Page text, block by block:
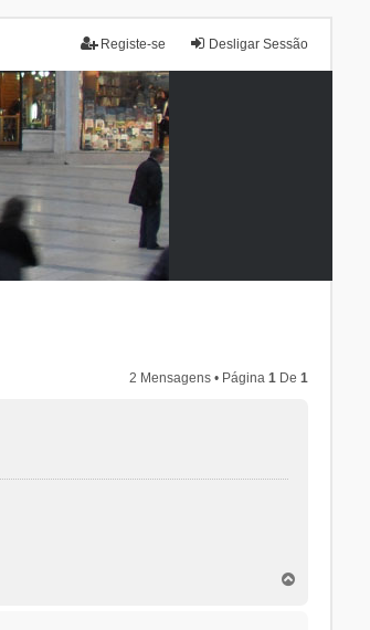
Desligar Sessão
Registe-se
2 Mensagens • Página1 De1